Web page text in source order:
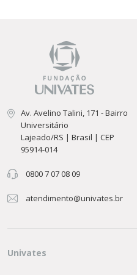
Av. Avelino Talini, 171 - Bairro
Universitário
Lajeado/RS | Brasil | CEP
95914-014
0800 7 07 08 09
atendimento@univates.br
Univates